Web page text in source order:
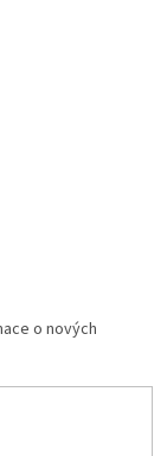
o nových